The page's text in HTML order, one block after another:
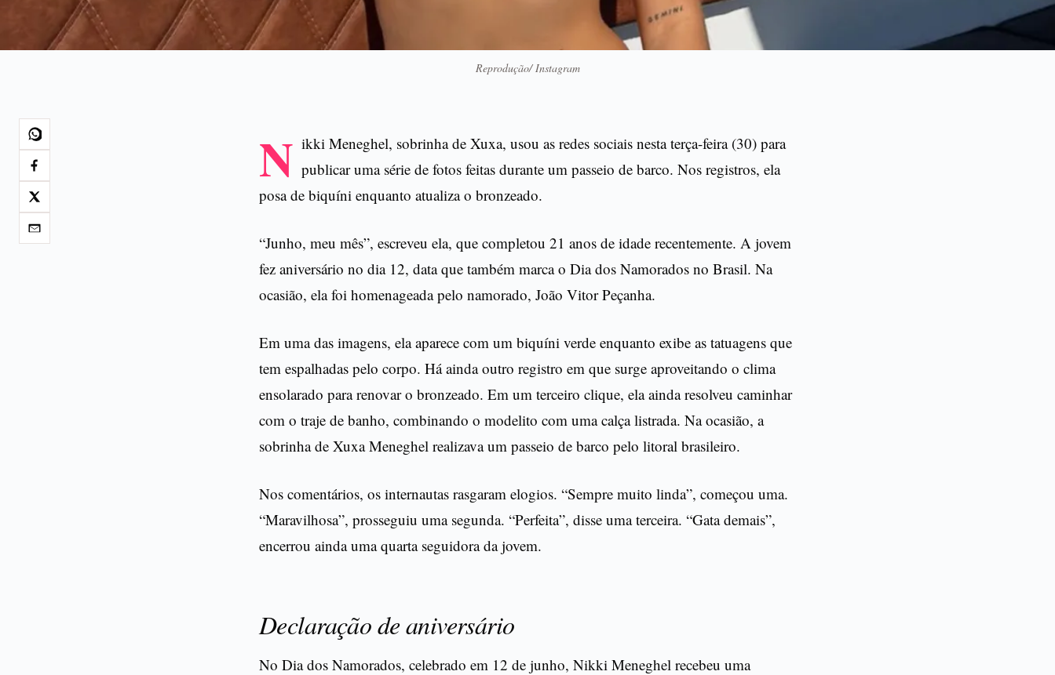
Reprodução/ Instagram
N ikki Meneghel, sobrinha de Xuxa, usou as redes sociais nesta terça-feira (30) para
publicar uma série de fotos feitas durante um passeio de barco. Nos registros, ela
posa de biquíni enquanto atualiza o bronzeado.
“Junho, meu mês”, escreveu ela, que completou 21 anos de idade recentemente. A jovem
fez aniversário no dia 12, data que também marca o Dia dos Namorados no Brasil. Na
ocasião, ela foi homenageada pelo namorado, João Vitor Peçanha.
Em uma das imagens, ela aparece com um biquíni verde enquanto exibe as tatuagens que
tem espalhadas pelo corpo. Há ainda outro registro em que surge aproveitando o clima
ensolarado para renovar o bronzeado. Em um terceiro clique, ela ainda resolveu caminhar
com o traje de banho, combinando o modelito com uma calça listrada. Na ocasião, a
sobrinha de Xuxa Meneghel realizava um passeio de barco pelo litoral brasileiro.
Nos comentários, os internautas rasgaram elogios. “Sempre muito linda”, começou uma.
“Maravilhosa”, prosseguiu uma segunda. “Perfeita”, disse uma terceira. “Gata demais”,
encerrou ainda uma quarta seguidora da jovem.
Declaração de aniversário
No Dia dos Namorados, celebrado em 12 de junho, Nikki Meneghel recebeu uma